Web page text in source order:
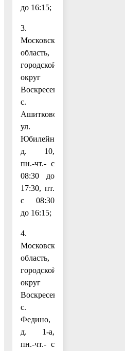
до 16:15;
3.
Московская
область,
городской
округ
Воскресенск,
с.
Ашитково,
ул.
Юбилейная,
д. 10,
пн.-чт.- с
08:30 до
17:30, пт.
с 08:30
до 16:15;
4.
Московская
область,
городской
округ
Воскресенск,
с.
Федино,
д. 1-а,
пн.-чт.- с